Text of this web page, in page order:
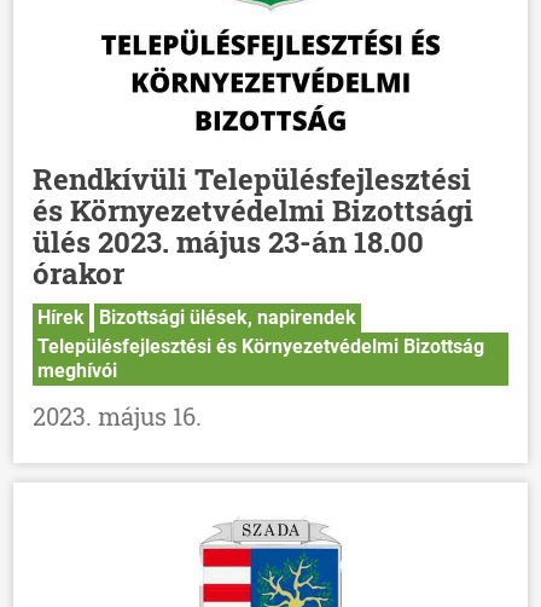
Rendkívüli Településfejlesztési
és Környezetvédelmi Bizottsági
ülés 2023. május 23-án 18.00
órakor
Hírek
Bizottsági ülések, napirendek
Településfejlesztési és Környezetvédelmi Bizottság
meghívói
2023. május 16.